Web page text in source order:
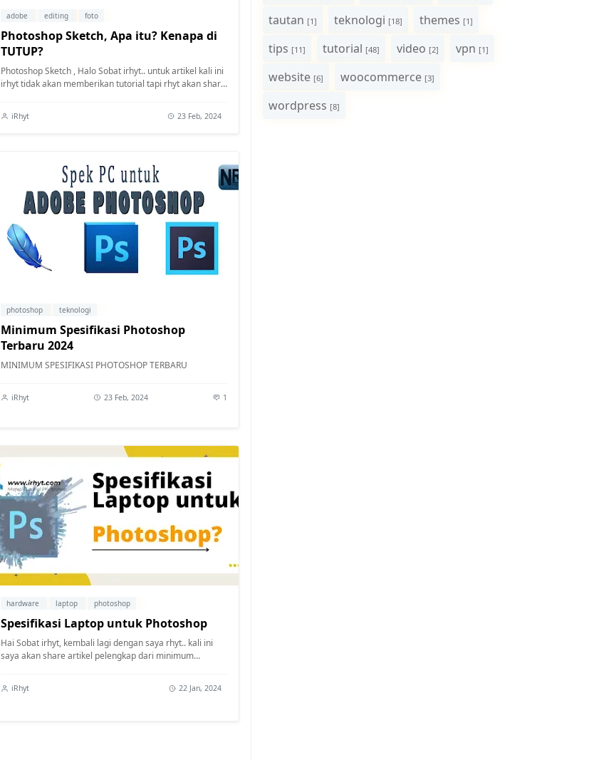
adobe editing foto
Photoshop Sketch, Apa itu? Kenapa di
TUTUP?
Photoshop Sketch , Halo Sobat irhyt.. untuk artikel kali ini
irhyt tidak akan memberikan tutorial tapi rhyt akan share
iRhyt 23 Feb, 2024
photoshop teknologi
Minimum Spesifikasi Photoshop
Terbaru 2024
MINIMUM SPESIFIKASI PHOTOSHOP TERBARU
iRhyt 23 Feb, 2024 1
hardware laptop photoshop
Spesifikasi Laptop untuk Photoshop
Hai Sobat irhyt, kembali lagi dengan saya rhyt.. kali ini
saya akan share artikel pelengkap dari minimum
iRhyt 22 Jan, 2024
tautan [1] teknologi [18] themes [1]
tips [11] tutorial [48] video [2] vpn [1]
website [6] woocommerce [3]
wordpress [8]